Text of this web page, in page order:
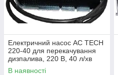
Електричний насос AC TECH
220-40 для перекачування
дизпалива, 220 В, 40 л/хв
В наявності